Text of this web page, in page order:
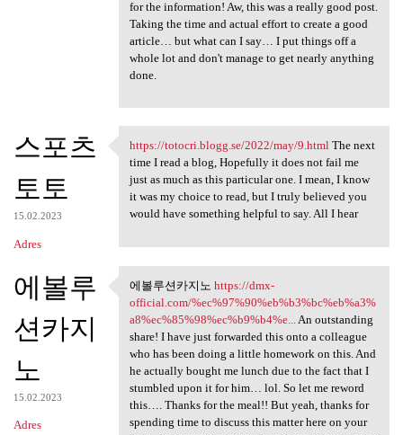
for the information! Aw, this was a really good post.
Taking the time and actual effort to create a good
article… but what can I say… I put things off a
whole lot and don't manage to get nearly anything
done.
스포츠
토토
15.02.2023
Adres
https://totocri.blogg.se/2022
https://totocri.blogg.se/2022/may/9.htmlThe next
time I read a blog, Hopefully it does not fail me
just as much as this particular one. I mean, I know
it was my choice to read, but I truly believed you
would have something helpful to say. All I hear
에볼루
션카지
노
15.02.2023
Adres
에볼루션카지노 https://dmx-official
에볼루션카지노 https://dmx-
official.com/%ec%97%90%eb%b3%bc%eb%a3%
a8%ec%85%98%ec%b9%b4%e...An outstanding
share! I have just forwarded this onto a colleague
who has been doing a little homework on this. And
he actually bought me lunch due to the fact that I
stumbled upon it for him… lol. So let me reword
this…. Thanks for the meal!! But yeah, thanks for
spending time to discuss this matter here on your